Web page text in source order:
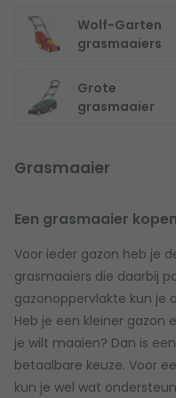
Wolf-Garten
grasmaaiers
Grote
grasmaaier
Grasmaaier
Een grasmaaier kopen
Voor ieder gazon heb je
grasmaaiers die daarbij
gazonoppervlakte kun je
Heb je een kleiner gazon
je wilt maaien? Dan is een
betaalbare keuze. Voor
kun je wel wat